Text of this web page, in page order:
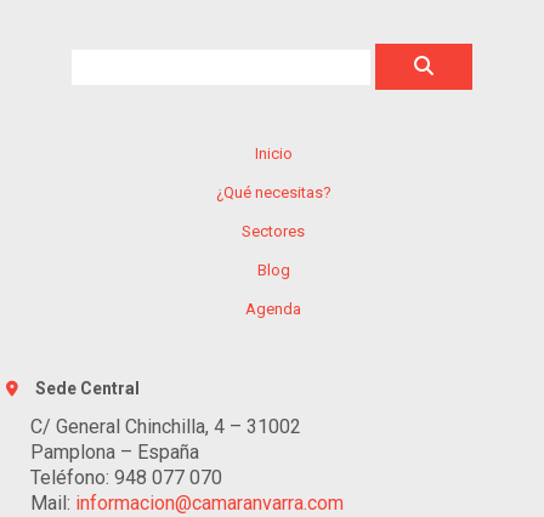
Inicio
¿Qué necesitas?
Sectores
Blog
Agenda
Sede Central
C/ General Chinchilla, 4 – 31002
Pamplona – España
Teléfono: 948 077 070
Mail: informacion@camaranvarra.com